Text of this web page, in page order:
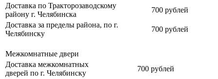
Доставка по Тракторозаводскому
району г. Челябинска
700 рублей
Доставка за пределы района, по г.
Челябинску
700 рублей
Межкомнатные двери
Доставка межкомнатных
дверей по г. Челябинску
700 рублей